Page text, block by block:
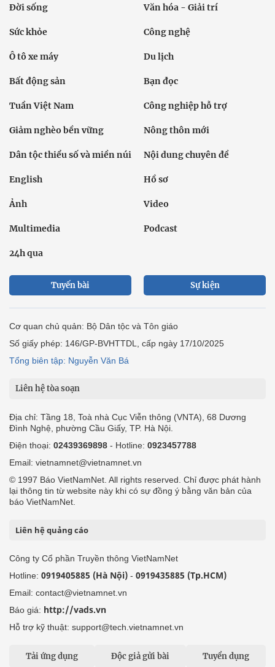
Đời sống Văn hóa - Giải trí
Sức khỏe Công nghệ
Ô tô xe máy Du lịch
Bất động sản Bạn đọc
Tuần Việt Nam Công nghiệp hỗ trợ
Giảm nghèo bền vững Nông thôn mới
Dân tộc thiểu số và miền núi Nội dung chuyên đề
English Hồ sơ
Ảnh Video
Multimedia Podcast
24h qua
Tuyến bài Sự kiện
Cơ quan chủ quản: Bộ Dân tộc và Tôn giáo
Số giấy phép: 146/GP-BVHTTDL, cấp ngày 17/10/2025
Tổng biên tập: Nguyễn Văn Bá
Liên hệ tòa soạn
Địa chỉ: Tầng 18, Toà nhà Cục Viễn thông (VNTA), 68 Dương
Đình Nghệ, phường Cầu Giấy, TP. Hà Nội.
Điện thoại: 02439369898 - Hotline: 0923457788
Email: vietnamnet@vietnamnet.vn
© 1997 Báo VietNamNet. All rights reserved. Chỉ được phát hành
lại thông tin từ website này khi có sự đồng ý bằng văn bản của
báo VietNamNet.
Liên hệ quảng cáo
Công ty Cổ phần Truyền thông VietNamNet
Hotline: 0919405885 (Hà Nội) - 0919435885 (Tp.HCM)
Email: contact@vietnamnet.vn
Báo giá: http://vads.vn
Hỗ trợ kỹ thuật: support@tech.vietnamnet.vn
Tải ứng dụng Độc giả gửi bài Tuyển dụng